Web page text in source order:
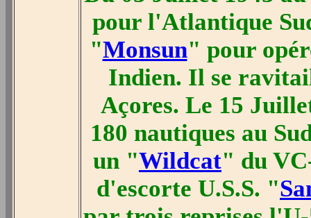
pour l'Atlantique
"Monsun" pour
Indien. Il se
Açores. Le 15
180 nautiques au
un "Wildcat" du
d'escorte U.S.S. "